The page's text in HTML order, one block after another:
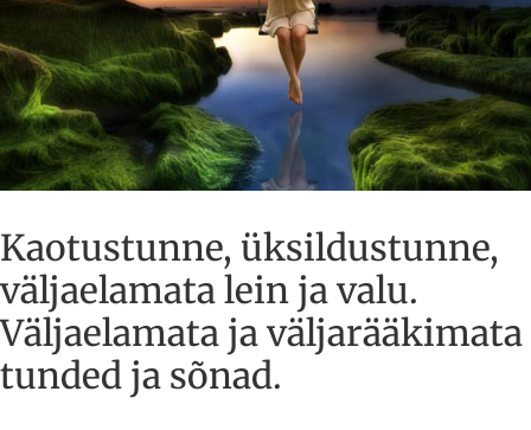
Kaotustunne, üksildustunne,
väljaelamata lein ja valu.
Väljaelamata ja väljarääkimata
tunded ja sõnad.